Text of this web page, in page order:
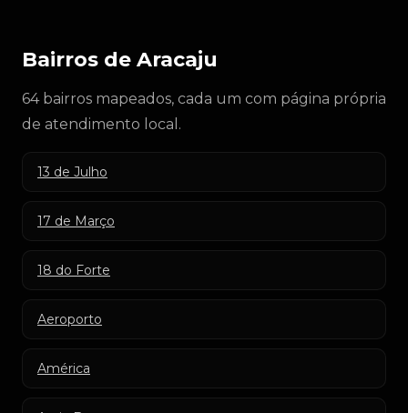
Bairros de Aracaju
64 bairros mapeados, cada um com página própria
de atendimento local.
13 de Julho
17 de Março
18 do Forte
Aeroporto
América